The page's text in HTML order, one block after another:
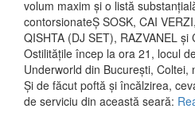
volum maxim și o listă
contorsionateȘ SOSK, CAI
QISHTA (DJ SET), RAZVANEL și
Ostilitățile încep la ora 21, locul
Underworld din București, Coltei,
Și de făcut poftă și încălzirea,
de serviciu din această seară: